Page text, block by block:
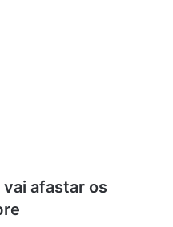
afastar os